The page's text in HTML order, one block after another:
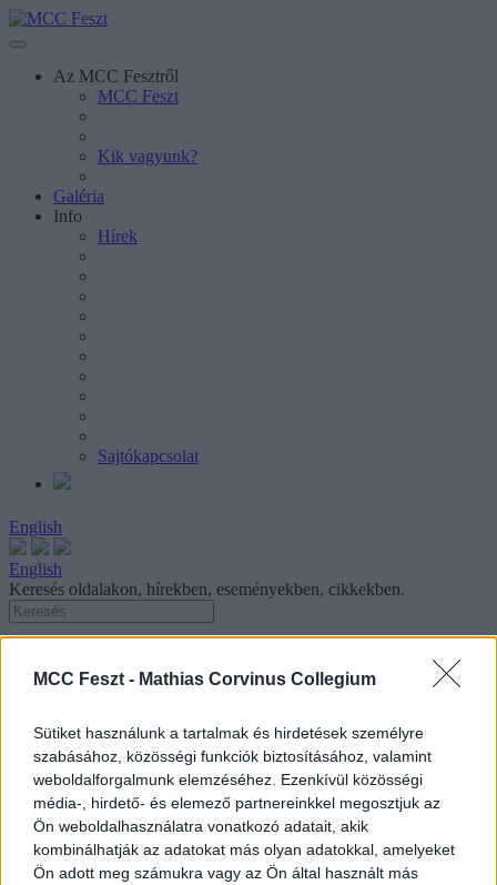
MCC Feszt - Mathias Corvinus Collegium
Sütiket használunk a tartalmak és hirdetések személyre
szabásához, közösségi funkciók biztosításához, valamint
weboldalforgalmunk elemzéséhez. Ezenkívül közösségi
média-, hirdető- és elemező partnereinkkel megosztjuk az
Ön weboldalhasználatra vonatkozó adatait, akik
kombinálhatják az adatokat más olyan adatokkal, amelyeket
Ön adott meg számukra vagy az Ön által használt más
Az MCC Fesztről
MCC Feszt
Kik vagyunk?
Galéria
Info
Hírek
Sajtókapcsolat
English
English
Keresés oldalakon, hírekben, eseményekben, cikkekben.
fészekben!
MCC Feszt|Hírek| Legyen Early Bird karszalag a húsvéti
fészekben!
2023. április 5.
Olvasási idő: 1 perc